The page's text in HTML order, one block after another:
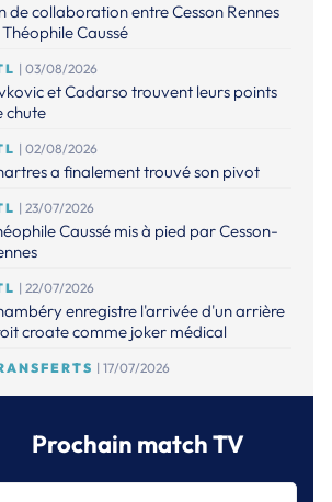
de collaboration entre Cesson Rennes
Caussé
| 03/08/2026
et Cadarso trouvent leurs points
chute
| 02/08/2026
a finalement trouvé son pivot
| 23/07/2026
Caussé mis à pied par Cesson-
| 22/07/2026
enregistre l'arrivée d'un arrière
croate comme joker médical
| 17/07/2026
point sur les mises à jour de l'espace
| 16/07/2026
Prochain match TV